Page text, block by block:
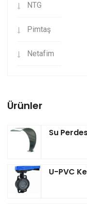
NTG
Pimtaş
Netafim
Ürünler
Su
U-PVC